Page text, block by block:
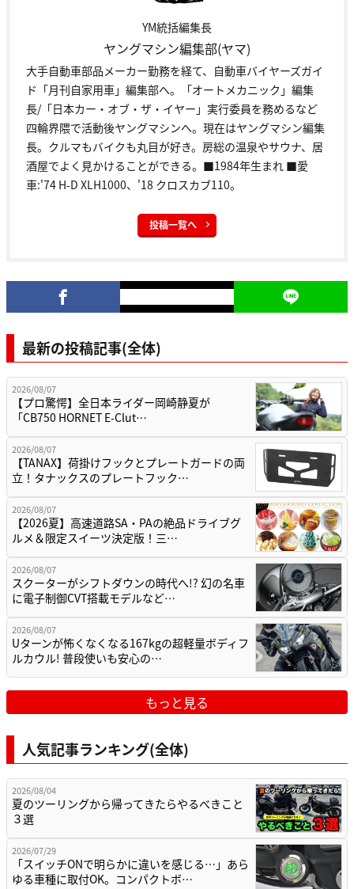
YM統括編集長
ヤングマシン編集部(ヤマ)
大手自動車部品メーカー勤務を経て、自動車バイヤーズガイ
ド「月刊自家用車」編集部へ。「オートメカニック」編集
長/「日本カー・オブ・ザ・イヤー」実行委員を務めるなど
四輪界隈で活動後ヤングマシンへ。現在はヤングマシン編集
長。クルマもバイクも丸目が好き。房総の温泉やサウナ、居
酒屋でよく見かけることができる。■1984年生まれ ■愛
車:'74 H-D XLH1000、'18 クロスカブ110。
投稿一覧へ
最新の投稿記事(全体)
2026/08/07
【プロ驚愕】全日本ライダー岡崎静夏が
「CB750 HORNET E-Clut…
2026/08/07
【TANAX】荷掛けフックとプレートガードの両
立！タナックスのプレートフック…
2026/08/07
【2026夏】高速道路SA・PAの絶品ドライブグ
ルメ＆限定スイーツ決定版！三…
2026/08/07
スクーターがシフトダウンの時代へ!? 幻の名車
に電子制御CVT搭載モデルなど…
2026/08/07
Uターンが怖くなくなる167kgの超軽量ボディフ
ルカウル! 普段使いも安心の…
もっと見る
人気記事ランキング(全体)
2026/08/04
夏のツーリングから帰ってきたらやるべきこと
３選
2026/07/29
「スイッチONで明らかに違いを感じる…」あら
ゆる車種に取付OK。コンパクトボ…